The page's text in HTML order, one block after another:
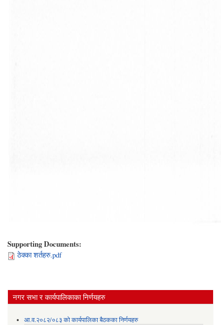
Supporting Documents:
ठेक्का शर्तहरु.pdf
नगर सभा र कार्यपालिकाका निर्णयहरु
आ.व.२०८२/०८३ को कार्यपालिका बैठकका निर्णयहरु